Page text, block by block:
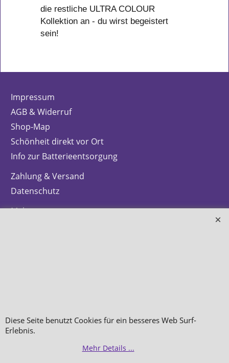
die restliche ULTRA COLOUR
Kollektion an - du wirst begeistert
sein!
Impressum
AGB & Widerruf
Shop-Map
Schönheit direkt vor Ort
Info zur Batterieentsorgung
Zahlung & Versand
Datenschutz
Makeup
WebShop erstellt mit
Diese Seite benutzt Cookies für ein besseres Web Surf-
Erlebnis.
Mehr Details ...